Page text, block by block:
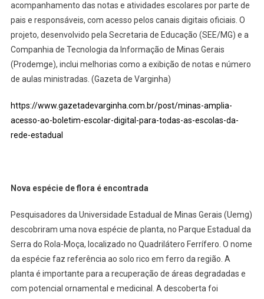
acompanhamento das notas e atividades escolares por parte de
pais e responsáveis, com acesso pelos canais digitais oficiais. O
projeto, desenvolvido pela Secretaria de Educação (SEE/MG) e a
Companhia de Tecnologia da Informação de Minas Gerais
(Prodemge), inclui melhorias como a exibição de notas e número
de aulas ministradas. (Gazeta de Varginha)
https://www.gazetadevarginha.com.br/post/minas-amplia-
acesso-ao-boletim-escolar-digital-para-todas-as-escolas-da-
rede-estadual
Nova espécie de flora é encontrada
Pesquisadores da Universidade Estadual de Minas Gerais (Uemg)
descobriram uma nova espécie de planta, no Parque Estadual da
Serra do Rola-Moça, localizado no Quadrilátero Ferrífero. O nome
da espécie faz referência ao solo rico em ferro da região. A
planta é importante para a recuperação de áreas degradadas e
com potencial ornamental e medicinal. A descoberta foi